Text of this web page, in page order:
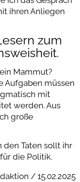
ihren Anliegen
zum
Mammut?
Aufgaben müssen
mit
werden. Aus
große
den Taten sollt ihr
die Politik.
/ 15.02.2025